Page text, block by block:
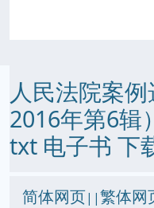
人民法院案
2016年第6
txt 电子书 下
简体网页||繁体网